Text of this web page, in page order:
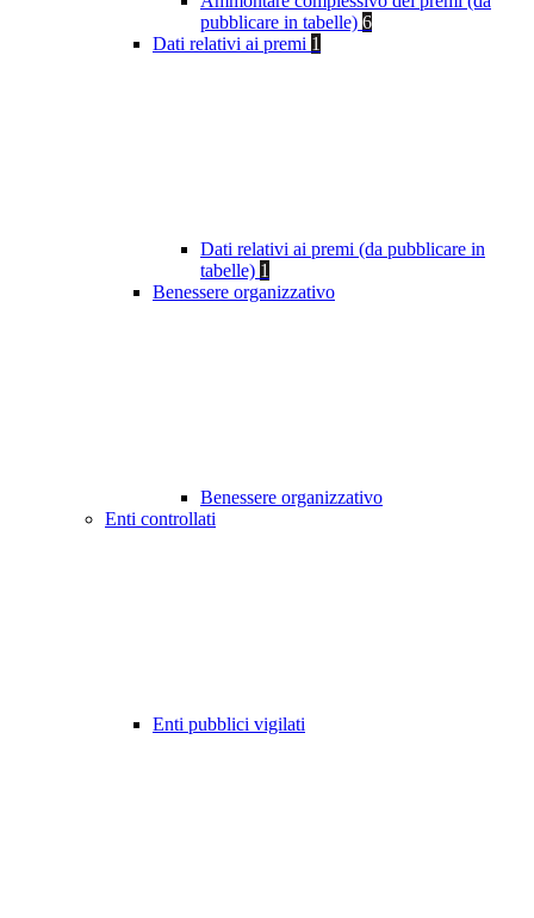
pubblicare in tabelle) 6
Dati relativi ai premi 1
Dati relativi ai premi (da pubblicare in
tabelle) 1
Benessere organizzativo
Benessere organizzativo
Enti controllati
Enti pubblici vigilati